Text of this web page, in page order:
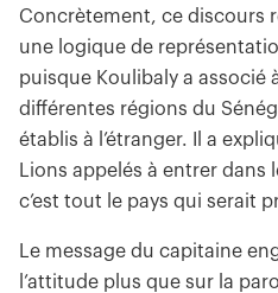
Concrètement, ce discours
une logique de
puisque Koulibaly a associé
différentes régions du
établis à l’étranger. Il a
Lions appelés à entrer dans
c’est tout le pays qui serait
Le message du capitaine
l’attitude plus que sur la